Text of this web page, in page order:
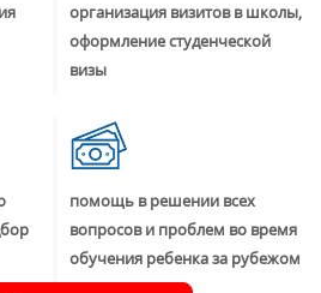
организация визитов в школы,
оформление студенческой
визы
помощь в решении всех
вопросов и проблем во время
обучения ребенка за рубежом